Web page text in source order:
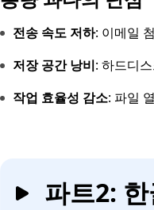
전송 속도 저하: 이메일
저장 공간 낭비: 하드디
작업 효율성 감소: 파일
파트2: